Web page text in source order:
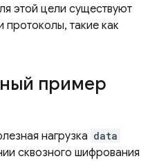
этой цели существуют
протоколы, такие как
пример
нагрузка data
сквозного шифрования